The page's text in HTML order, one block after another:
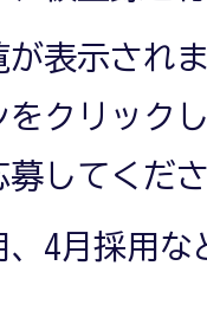
が表示され
クリック
してくだ
4月採用